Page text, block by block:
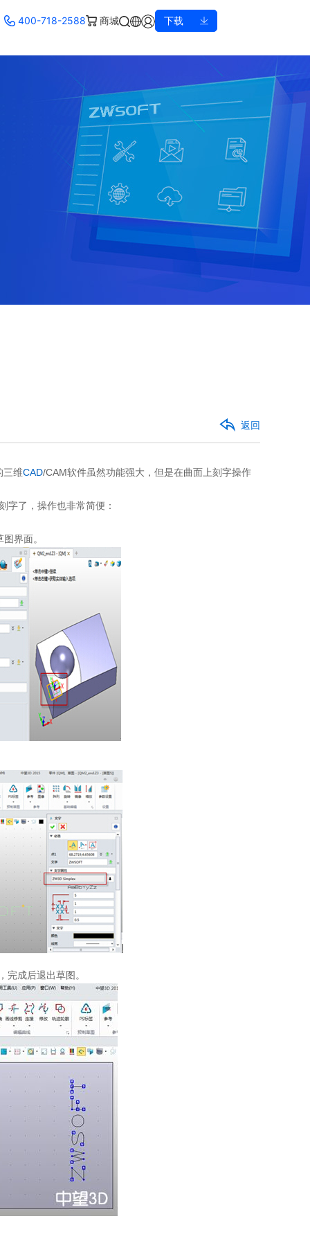
400-718-2588 商城 下载
返回
三维CAD/CAM软件虽然功能强大，但是在曲面上刻字操作
字了，操作也非常简便：
界面。
完成后退出草图。